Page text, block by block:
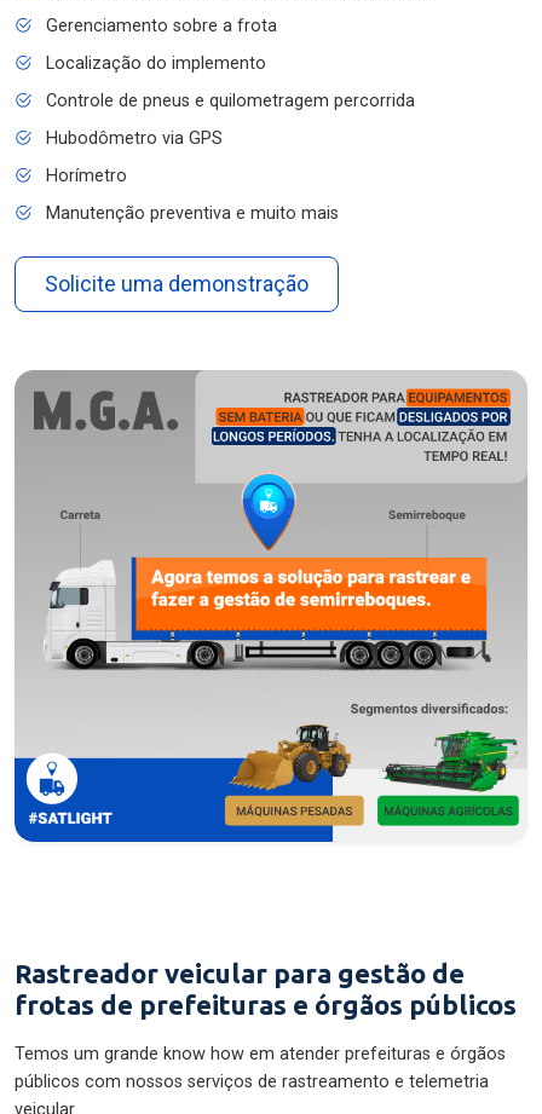
Gerenciamento sobre a frota
Localização do implemento
Controle de pneus e quilometragem percorrida
Hubodômetro via GPS
Horímetro
Manutenção preventiva e muito mais
Solicite uma demonstração
Rastreador veicular para gestão de
frotas de prefeituras e órgãos públicos
Temos um grande know how em atender prefeituras e órgãos
públicos com nossos serviços de rastreamento e telemetria
veicular.